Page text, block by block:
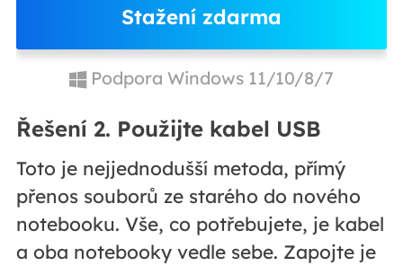
Stažení zdarma
Podpora Windows 11/10/8/7
Řešení 2. Použijte kabel USB
Toto je nejjednodušší metoda, přímý
přenos souborů ze starého do nového
notebooku. Vše, co potřebujete, je kabel
a oba notebooky vedle sebe. Zapojte je